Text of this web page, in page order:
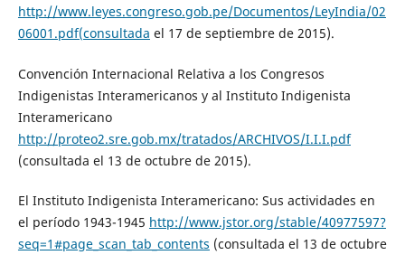
http://www.leyes.congreso.gob.pe/Documentos/LeyIndia/02
06001.pdf(consultada el 17 de septiembre de 2015).
Convención Internacional Relativa a los Congresos
Indigenistas Interamericanos y al Instituto Indigenista
Interamericano
http://proteo2.sre.gob.mx/tratados/ARCHIVOS/I.I.I.pdf
(consultada el 13 de octubre de 2015).
El Instituto Indigenista Interamericano: Sus actividades en
el período 1943-1945 http://www.jstor.org/stable/40977597?
seq=1#page_scan_tab_contents (consultada el 13 de octubre